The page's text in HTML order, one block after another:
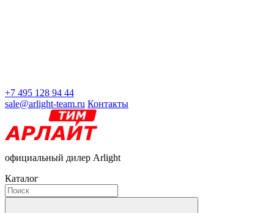
+7 495 128 94 44
sale@arlight-team.ru Контакты
официальный дилер Arlight
Каталог